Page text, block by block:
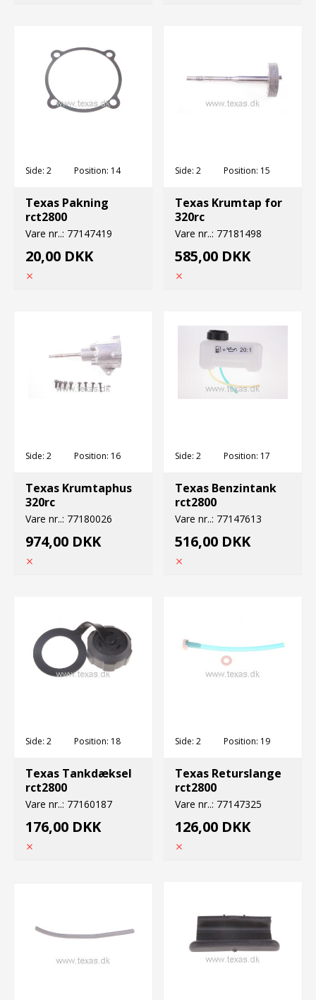
Side: 2 Position: 14
Texas Pakning
rct2800
Vare nr..: 77147419
20,00 DKK
Side: 2 Position: 15
Texas Krumtap for
320rc
Vare nr..: 77181498
585,00 DKK
Side: 2 Position: 16
Texas Krumtaphus
320rc
Vare nr..: 77180026
974,00 DKK
Side: 2 Position: 17
Texas Benzintank
rct2800
Vare nr..: 77147613
516,00 DKK
Side: 2 Position: 18
Texas Tankdæksel
rct2800
Vare nr..: 77160187
176,00 DKK
Side: 2 Position: 19
Texas Returslange
rct2800
Vare nr..: 77147325
126,00 DKK